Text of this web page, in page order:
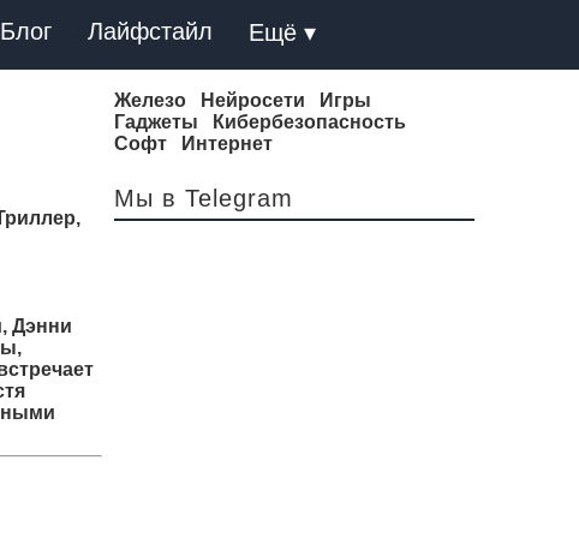
Блог Лайфстайл Ещё ▾
Дэнни
Железо Нейросети
Игры
Гаджеты
Кибербезопасность
Софт
Интернет
Мы в Telegram